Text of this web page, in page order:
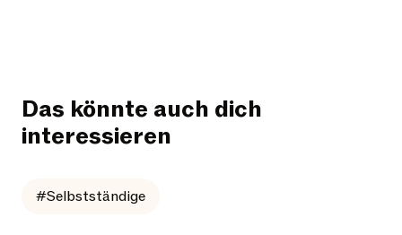
Das könnte auch dich
interessieren
#Selbstständige